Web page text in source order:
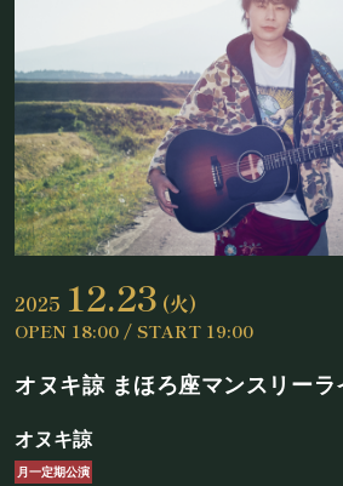
NEWS
お知らせ
ABOUT US
座長挨拶
機材リスト
アクセス
2025 12.23 (火)
OPEN 18:00 / START 19:00
オヌキ諒 まほろ座マンスリー
オヌキ諒
月一定期公演